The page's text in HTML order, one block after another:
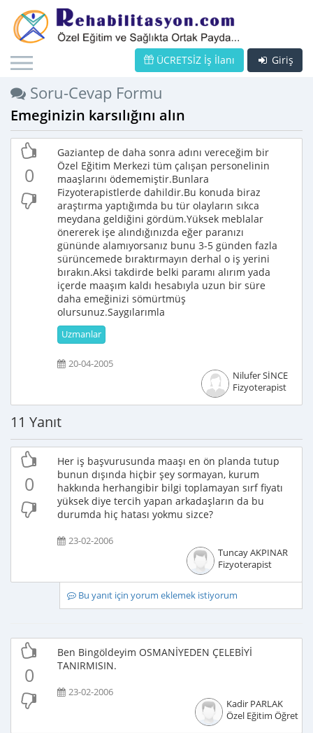
Giriş
ÜCRETSİZ İş İlanı
Soru-Cevap Formu
Emeginizin karsılığını alın
0
Gaziantep de daha sonra adını vereceğim bir
Özel Eğitim Merkezi tüm çalışan personelinin
maaşlarını ödememiştir.Bunlara
Fizyoterapistlerde dahildir.Bu konuda biraz
araştırma yaptığımda bu tür olayların sıkca
meydana geldiğini gördüm.Yüksek meblalar
önererek işe alındığınızda eğer paranızı
gününde alamıyorsanız bunu 3-5 günden fazla
sürüncemede bıraktırmayın derhal o iş yerini
bırakın.Aksi takdirde belki paramı alırım yada
içerde maaşım kaldı hesabıyla uzun bir süre
daha emeğinizi sömürtmüş
olursunuz.Saygılarımla
Uzmanlar
20-04-2005
Nilufer SİNCE
Fizyoterapist
11 Yanıt
0
Her iş başvurusunda maaşı en ön planda tutup
bunun dışında hiçbir şey sormayan, kurum
hakkında herhangibir bilgi toplamayan sırf fiyatı
yüksek diye tercih yapan arkadaşların da bu
durumda hiç hatası yokmu sizce?
23-02-2006
Tuncay AKPINAR
Fizyoterapist
Bu yanıt için yorum eklemek istiyorum
0
Ben Bingöldeyim OSMANİYEDEN ÇELEBİYİ
TANIRMISIN.
23-02-2006
Kadir PARLAK
Özel Eğitim